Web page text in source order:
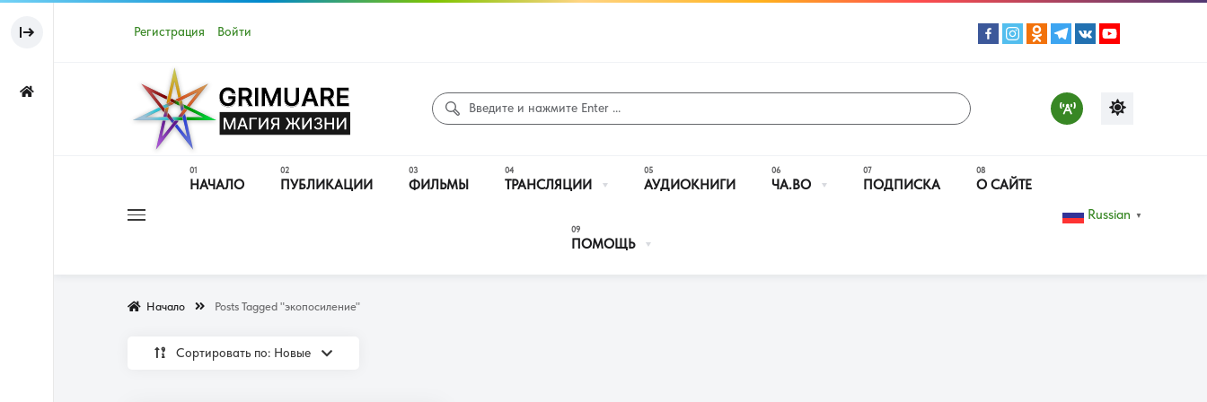
Регистрация Войти
НАЧАЛО ПУБЛИКАЦИИ ФИЛЬМЫ ТРАНСЛЯЦИИ АУДИОКНИГИ ЧА.ВО ПОДПИСКА О САЙТЕ
ПОМОЩЬ
Russian ▼
Начало Posts Tagged "экопосиление"
Сортировать по: Новые